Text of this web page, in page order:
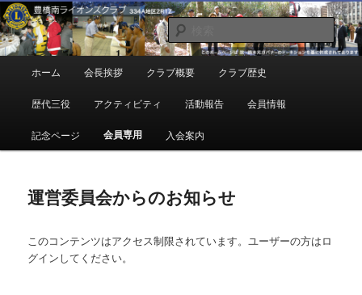
メ
イ
ン
コ
豊橋南ライオンズクラブ
地域奉仕ボランティア
検
索
ュ
ホーム 会長挨拶 クラブ概要 クラブ歴史
歴代三役 アクティビティ 活動報告 会員情報
記念ページ 会員専用 入会案内
運営委員会からのお知らせ
このコンテンツはアクセス制限されています。ユーザーの方はロ
グインしてください。